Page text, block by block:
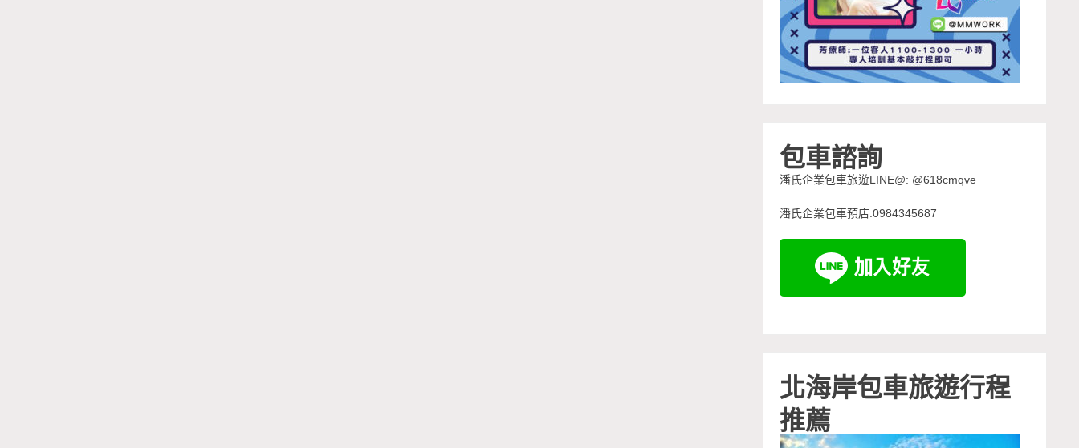
包車諮詢
潘氏企業包車旅遊LINE@: @618cmqve
潘氏企業包車預店:0984345687
北海岸包車旅遊行程
推薦